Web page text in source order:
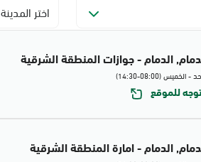
اختر المدينة
الدمام - جوازات المنطقة الشرقية
- الخميس (08:00-14:30)
للموقع
الدمام - امارة المنطقة الشرقية